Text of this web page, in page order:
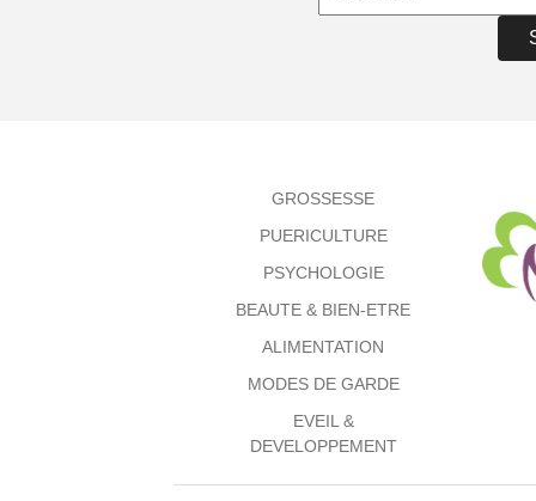
GROSSESSE
PUERICULTURE
PSYCHOLOGIE
BEAUTE & BIEN-ETRE
ALIMENTATION
MODES DE GARDE
EVEIL &
DEVELOPPEMENT